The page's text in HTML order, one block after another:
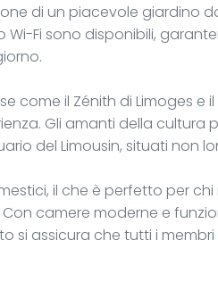
di un piacevole giardino
Fi sono disponibili,
come il Zénith di Limoges e
Gli amanti della cultura
del Limousin, situati non
il che è perfetto per
camere moderne e
si assicura che tutti i membri